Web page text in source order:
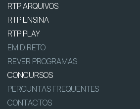
RTP ARQUIVOS
RTP ENSINA
RTP PLAY
EM DIRETO
REVER PROGRAMAS
CONCURSOS
PERGUNTAS FREQUENTES
CONTACTOS